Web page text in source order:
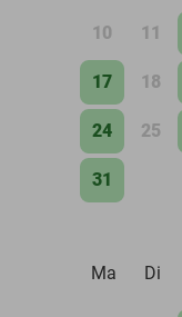
10 11
17 18
24 25
31
Ma
Di